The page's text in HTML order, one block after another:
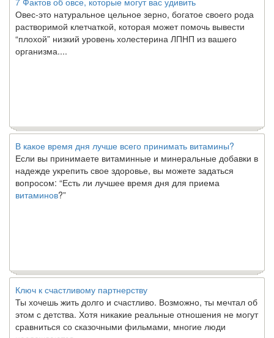
Овес-это натуральное цельное зерно, богатое своего рода
растворимой клетчаткой, которая может помочь вывести
“плохой” низкий уровень холестерина ЛПНП из вашего
организма....
Если вы принимаете витаминные и минеральные добавки в
надежде укрепить свое здоровье, вы можете задаться
вопросом: “Есть ли лучшее время дня для приема
витаминов ?”
Ты хочешь жить долго и счастливо. Возможно, ты мечтал об
этом с детства. Хотя никакие реальные отношения не могут
сравниться со сказочными фильмами, многие люди
наслаждаются...